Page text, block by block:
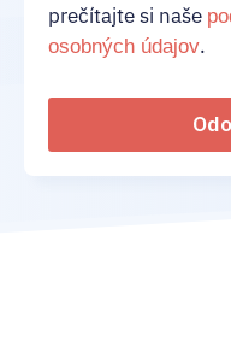
prečítajte si naše
osobných údajov.